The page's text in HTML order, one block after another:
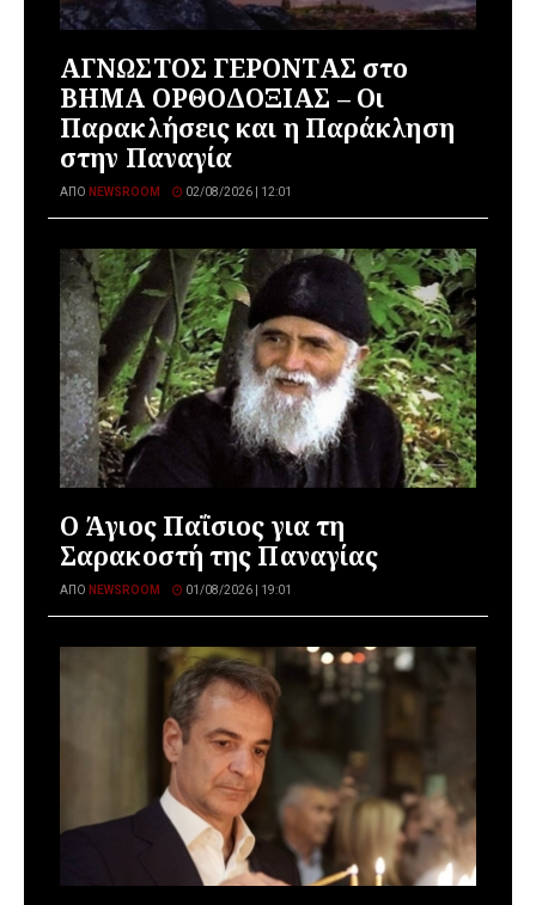
ΑΓΝΩΣΤΟΣ ΓΕΡΟΝΤΑΣ στο
ΒΗΜΑ ΟΡΘΟΔΟΞΙΑΣ – Οι
Παρακλήσεις και η Παράκληση
στην Παναγία
ΑΠΌ NEWSROOM 02/08/2026 | 12:01
Ο Άγιος Παΐσιος για τη
Σαρακοστή της Παναγίας
ΑΠΌ NEWSROOM 01/08/2026 | 19:01